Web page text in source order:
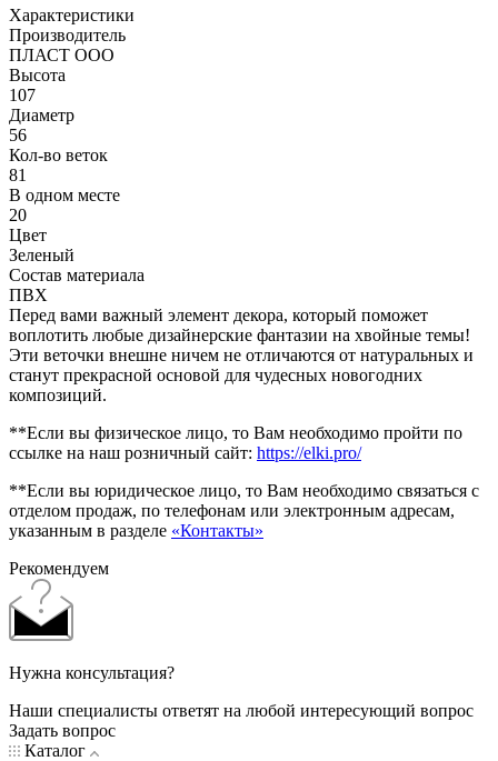
Характеристики
Производитель
ПЛАСТ ООО
Высота
107
Диаметр
56
Кол-во веток
81
В одном месте
20
Цвет
Зеленый
Состав материала
ПВХ
Перед вами важный элемент декора, который поможет
воплотить любые дизайнерские фантазии на хвойные темы!
Эти веточки внешне ничем не отличаются от натуральных и
станут прекрасной основой для чудесных новогодних
композиций.
**Если вы физическое лицо, то Вам необходимо пройти по
ссылке на наш розничный сайт: https://elki.pro/
**Если вы юридическое лицо, то Вам необходимо связаться с
отделом продаж, по телефонам или электронным адресам,
указанным в разделе «Контакты»
Рекомендуем
Нужна консультация?
Наши специалисты ответят на любой интересующий вопрос
Задать вопрос
Каталог